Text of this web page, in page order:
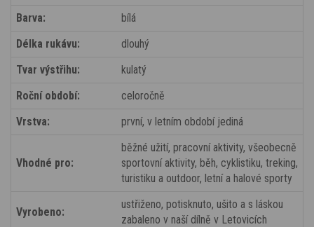
Barva:
bílá
Délka rukávu:
dlouhý
Tvar výstřihu:
kulatý
Roční období:
celoročně
Vrstva:
první, v letním období jediná
Vhodné pro:
běžné užití, pracovní aktivity, všeobecně
sportovní aktivity, běh, cyklistiku, treking,
turistiku a outdoor, letní a halové sporty
Vyrobeno:
ustřiženo, potisknuto, ušito a s láskou
zabaleno v naší dílně v Letovicích